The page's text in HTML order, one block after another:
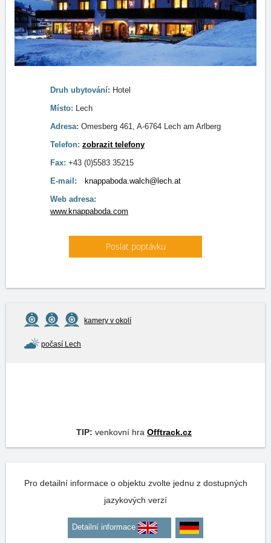
Druh ubytování: Hotel
Místo: Lech
Adresa: Omesberg 461, A-6764 Lech am Arlberg
Telefon: zobrazit telefony
Fax: +43 (0)5583 35215
E-mail:
knappaboda.walch@lech.at
Web adresa:
www.knappaboda.com
Poslat poptávku
kamery v okolí
počasí Lech
TIP: venkovní hra Offtrack.cz
Pro detailní informace o objektu zvolte jednu z dostupných
jazykových verzí
Detailní informace